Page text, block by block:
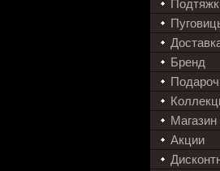
Бренд
Магазин
Акции